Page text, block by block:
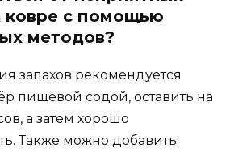
ковре с помощью
методов?
запахов рекомендуется
пищевой содой, оставить на
а затем хорошо
Также можно добавить